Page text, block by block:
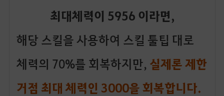
최대체력이 5956 이라면,
해당 스킬을 사용하여 스킬 툴팁 대로
체력의 70%를 회복하지만, 실제론 제한
거점 최대 체력인 3000을 회복합니다.